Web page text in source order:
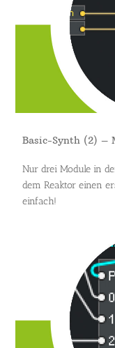
Basic-Synth (2) –
Nur drei Module in
dem Reaktor einen
einfach!